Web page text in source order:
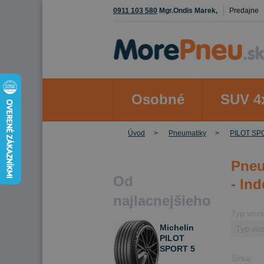
0911 103 580 Mgr.Ondis Marek, Predajne
Osobné SUV
Úvod Pneumatiky PILOT
Od
najlacnejšieho
Michelin
PILOT
SPORT 5
-
Typ
Šírka: